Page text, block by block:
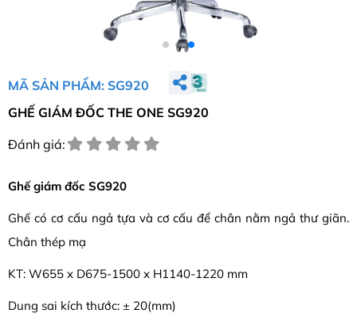
MÃ SẢN PHẨM: SG920
GHẾ GIÁM ĐỐC THE ONE SG920
Đánh giá:
Ghế giám đốc SG920
Ghế có cơ cấu ngả tựa và cơ cấu để chân nằm ngả thư giãn.
Chân thép mạ
KT: W655 x D675-1500 x H1140-1220 mm
Dung sai kích thước: ± 20(mm)